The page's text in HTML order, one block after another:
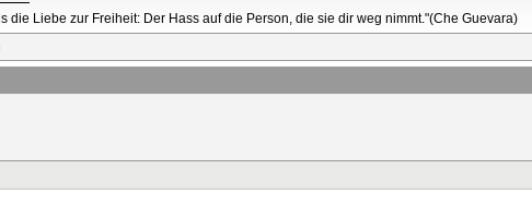
die Liebe zur Freiheit: Der Hass auf die Person, die sie dir weg nimmt."(Che Guevara)